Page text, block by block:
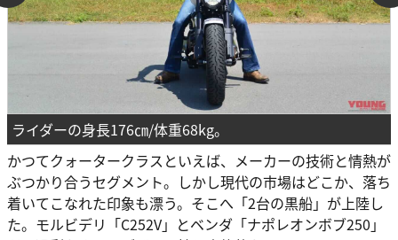
ライダーの身長176㎝/体重68kg。
かつてクォータークラスといえば、メーカーの技術と情熱が
ぶつかり合うセグメント。しかし現代の市場はどこか、落ち
着いてこなれた印象も漂う。そこへ「2台の黒船」が上陸し
た。モルビデリ「C252V」とベンダ「ナポレオンボブ250」